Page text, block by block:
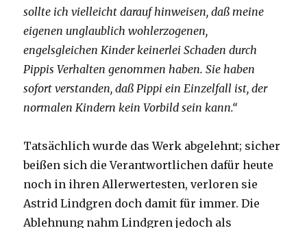
sollte ich vielleicht darauf hinweisen, daß meine
eigenen unglaublich wohlerzogenen,
engelsgleichen Kinder keinerlei Schaden durch
Pippis Verhalten genommen haben. Sie haben
sofort verstanden, daß Pippi ein Einzelfall ist, der
normalen Kindern kein Vorbild sein kann.“
Tatsächlich wurde das Werk abgelehnt; sicher
beißen sich die Verantwortlichen dafür heute
noch in ihren Allerwertesten, verloren sie
Astrid Lindgren doch damit für immer. Die
Ablehnung nahm Lindgren jedoch als